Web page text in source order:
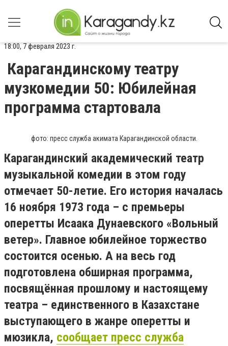
18:00, 7 февраля 2023 г.
Карагандинскому театру
музкомедии 50: Юбилейная
программа стартовала
фото: пресс служба акимата Карагандинской области.
Карагандинский академический театр
музыкальной комедии в этом году
отмечает 50-летие. Его история началась
16 ноября 1973 года – с премьеры
оперетты Исаака Дунаевского «Вольный
ветер». Главное юбилейное торжество
состоится осенью. А на весь год
подготовлена обширная программа,
посвящённая прошлому и настоящему
театра – единственного в Казахстане
выступающего в жанре оперетты и
мюзикла, сообщает пресс служба